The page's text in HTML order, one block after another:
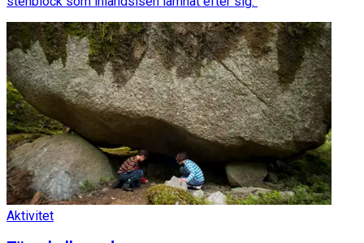
Aktivitet